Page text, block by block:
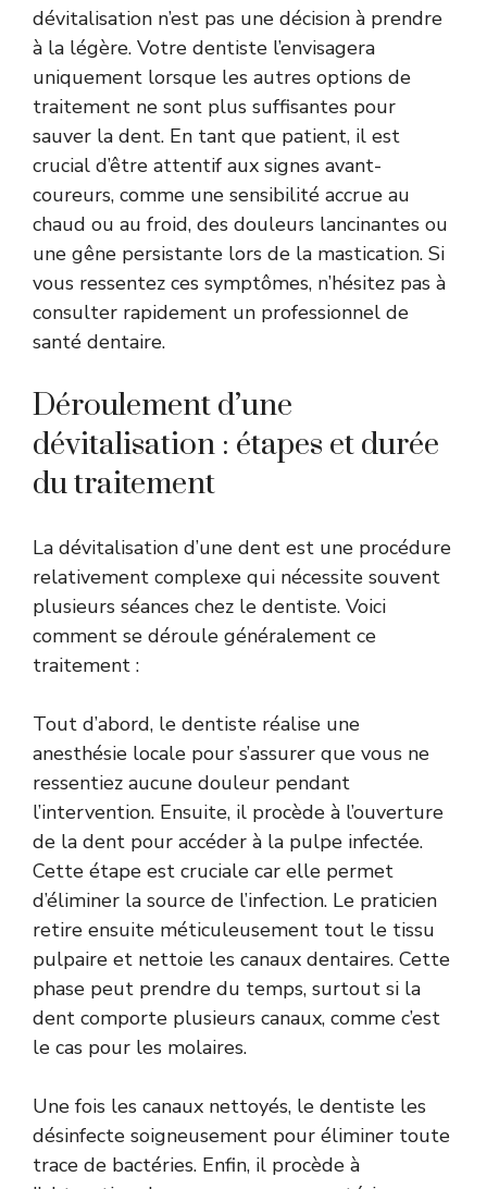
dévitalisation n’est pas une décision à prendre
à la légère. Votre dentiste l’envisagera
uniquement lorsque les autres options de
traitement ne sont plus suffisantes pour
sauver la dent. En tant que patient, il est
crucial d’être attentif aux signes avant-
coureurs, comme une sensibilité accrue au
chaud ou au froid, des douleurs lancinantes ou
une gêne persistante lors de la mastication. Si
vous ressentez ces symptômes, n’hésitez pas à
consulter rapidement un professionnel de
santé dentaire.
Déroulement d’une
dévitalisation : étapes et durée
du traitement
La dévitalisation d’une dent est une procédure
relativement complexe qui nécessite souvent
plusieurs séances chez le dentiste. Voici
comment se déroule généralement ce
traitement :
Tout d’abord, le dentiste réalise une
anesthésie locale pour s’assurer que vous ne
ressentiez aucune douleur pendant
l’intervention. Ensuite, il procède à l’ouverture
de la dent pour accéder à la pulpe infectée.
Cette étape est cruciale car elle permet
d’éliminer la source de l’infection. Le praticien
retire ensuite méticuleusement tout le tissu
pulpaire et nettoie les canaux dentaires. Cette
phase peut prendre du temps, surtout si la
dent comporte plusieurs canaux, comme c’est
le cas pour les molaires.
Une fois les canaux nettoyés, le dentiste les
désinfecte soigneusement pour éliminer toute
trace de bactéries. Enfin, il procède à